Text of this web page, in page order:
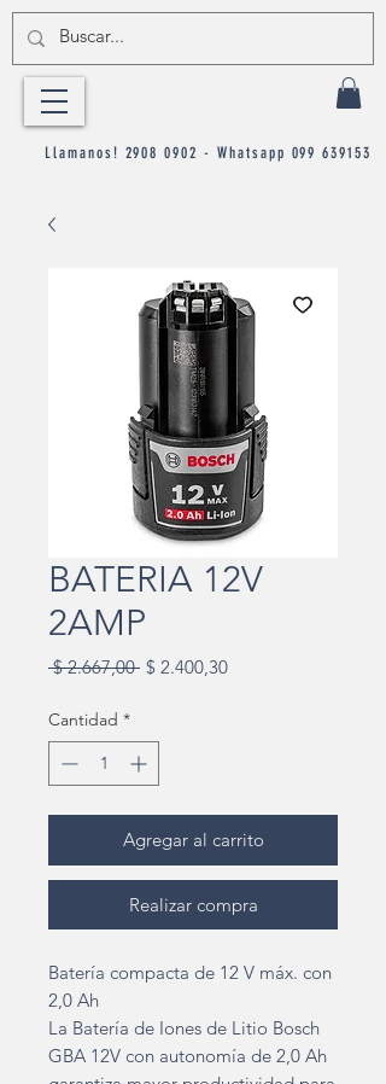
Llamanos! 2908 0902 - Whatsapp 099 639153
BATERIA 12V
2AMP
$ 2.667,00 Precio
$ 2.400,30Precio
Cantidad *
Agregar al carrito
Realizar compra
Batería compacta de 12 V máx. con
2,0 Ah
La Batería de Iones de Litio Bosch
GBA 12V con autonomía de 2,0 Ah